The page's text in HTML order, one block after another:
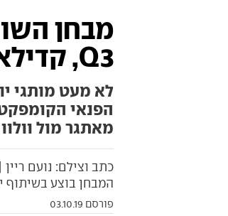
Q3, קדילאק XT4
לא מעט מותגי
הפנאי
מאתגר מול וולוו XC40 ואודי Q3 החדש
כתב וצילם: נועם
המבחן בוצע בשיתוף
פורסם 03.10.19